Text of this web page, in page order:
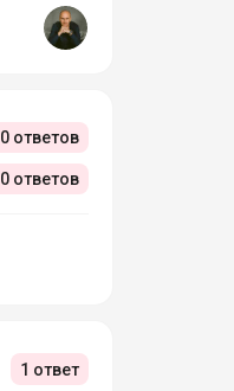
0 ответов
0 ответов
1 ответ